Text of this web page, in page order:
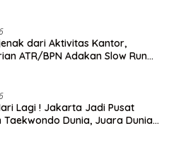
dari Aktivitas Kantor,
ATR/BPN Adakan Slow Run
Lagi ! Jakarta Jadi Pusat
Taekwondo Dunia, Juara Dunia